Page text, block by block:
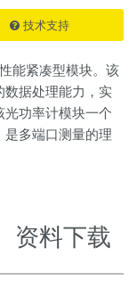
能紧凑型模块。该
据处理能力，实
功率计模块一个
多端口测量的理
技术支持
资料下载